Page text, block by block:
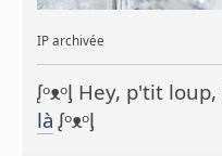
IP archivée
ᶘᵒᴥᵒᶅ Hey, p'tit
là ᶘᵒᴥᵒᶅ